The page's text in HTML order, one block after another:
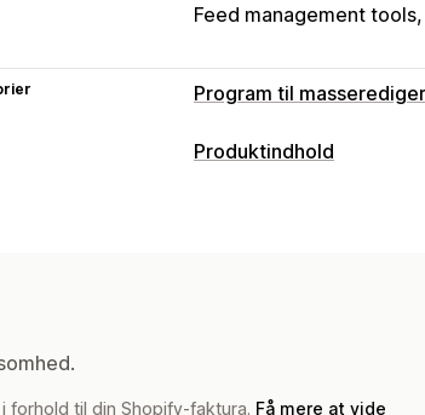
Feed management tools
Program til
Redigerbare ressourcer
Masserediger
Produktindhold
forhold til din Shopify-faktura. Få mere at vide